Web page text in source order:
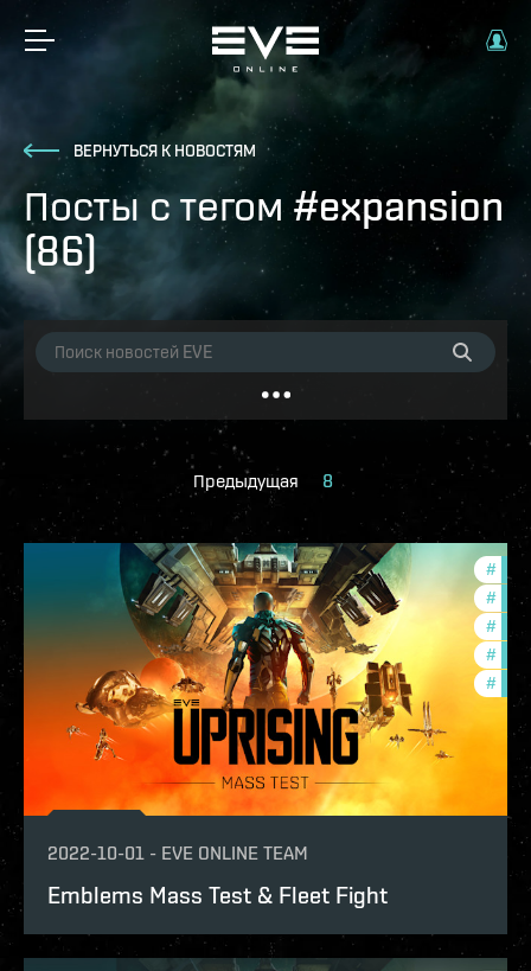
ВЕРНУТЬСЯ К НОВОСТЯМ
Посты с тегом #expansion
(86)
Предыдущая 8
#
#
#
#
#
2022-10-01 - EVE ONLINE TEAM
Emblems Mass Test & Fleet Fight